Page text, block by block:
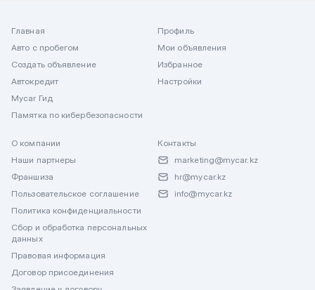
Главная
Авто с пробегом
Создать объявление
Автокредит
Mycar Гид
Памятка по кибербезопасности
Профиль
Мои объявления
Избранное
Настройки
О компании
Наши партнеры
Франшиза
Пользовательское соглашение
Политика конфиденциальности
Сбор и обработка персональных
данных
Правовая информация
Договор присоединения
Контакты
marketing@mycar.kz
hr@mycar.kz
info@mycar.kz